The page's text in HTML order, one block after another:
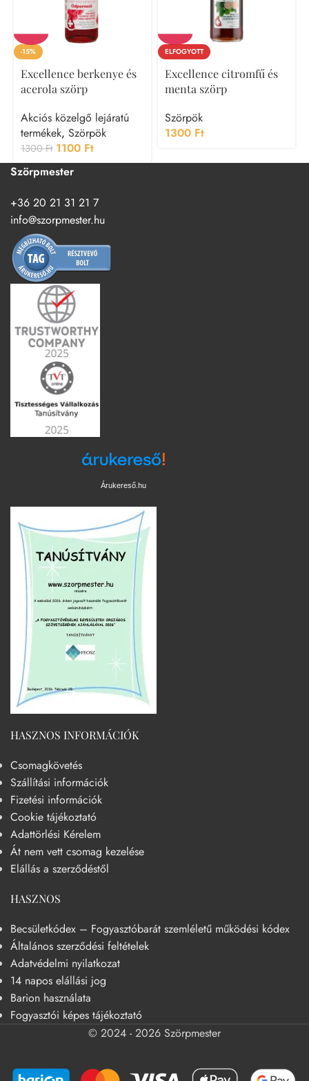
-15%
Excellence berkenye és
acerola szörp
Akciós közelgő lejáratú
termékek, Szörpök
1300Ft 1100 Ft
ELFOGYOTT
Excellence citromfű és
menta szörp
Szörpök
1300 Ft
Szörpmester
+36 20 21 31 21 7
info@szorpmester.hu
Árukereső.hu
HASZNOS INFORMÁCIÓK
Csomagkövetés
Szállítási információk
Fizetési információk
Cookie tájékoztató
Adattörlési Kérelem
Át nem vett csomag kezelése
Elállás a szerződéstől
HASZNOS
Becsületkódex – Fogyasztóbarát szemléletű működési kódex
Általános szerződési feltételek
Adatvédelmi nyilatkozat
14 napos elállási jog
Barion használata
Fogyasztói képes tájékoztató
© 2024 - 2026 Szörpmester